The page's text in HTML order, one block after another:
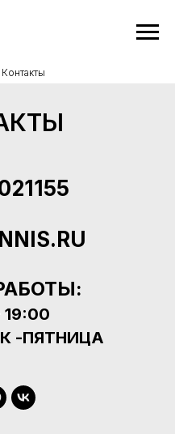
Контакты
-ПЯТНИЦА